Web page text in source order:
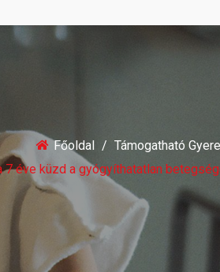
Főoldal
Támogatható
7 éve küzd a gyógyíthatatlan